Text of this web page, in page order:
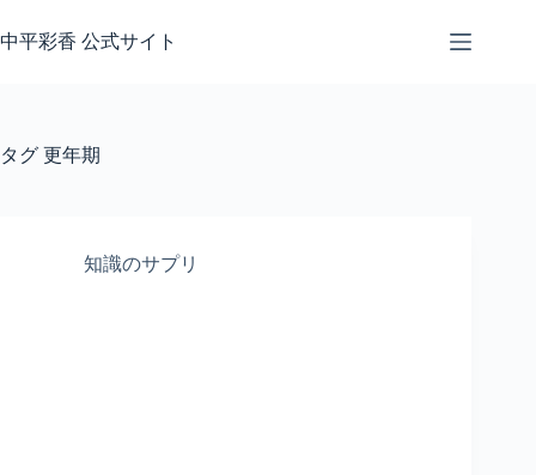
ン
ス
中平彩香 公式サイト
タグ 更年期
知識のサプリ